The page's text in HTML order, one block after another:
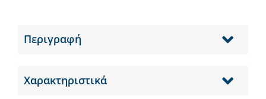
Περιγραφή
Χαρακτηριστικά